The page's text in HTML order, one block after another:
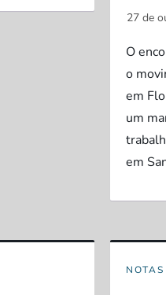
O
o
em
um
em